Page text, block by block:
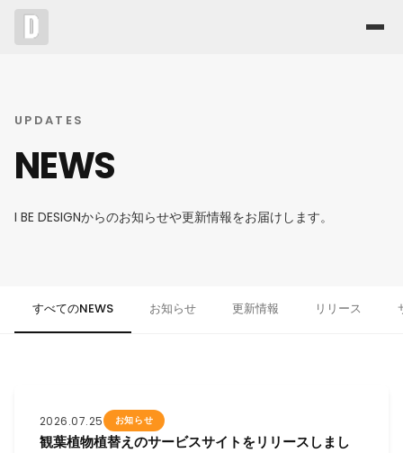
UPDATES
NEWS
I BE DESIGNからのお知らせや更新情報をお届けします。
すべてのNEWS お知らせ 更新情報 リリース
2026.07.25 お知らせ
観葉植物植替えのサービスサイトをリリースしまし